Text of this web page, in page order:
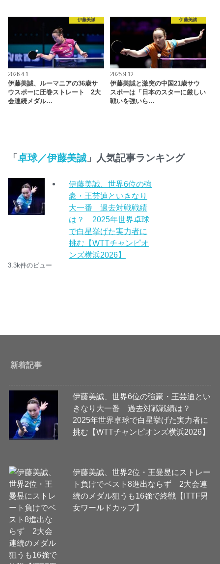
伊藤美誠
2026.4.1
伊藤美誠、ルーマニアの36歳サ
ウスポーに圧巻ストレート 2大
会連続メダル…
伊藤美誠
2025.9.12
伊藤美誠と激突の中国21歳サウ
スポーは「日本のスターに厳しい
戦いを強いら…
「卓球／伊藤美誠 」人気記事ランキング
伊藤美誠、世界6位の強
豪・王芸迪といきなり
大一番 過去対戦戦績
は？ 2025年世界卓球
で白星挙げた実力者に
挑む【WTTチャンピオ
ンズ横浜2026】
3.3k件のビュー
新着記事
伊藤美誠、世界6位の強豪・王芸迪とい
きなり大一番 過去対戦戦績は？
2025年世界卓球で白星挙げた実力者に
挑む【WTTチャンピオンズ横浜2026】
伊藤美誠、世界2位・王曼昱にストレー
ト負けでベスト8進出ならず 2大会連
続のメダル狙うも16強で終戦【ITTF男
女ワールドカップ】